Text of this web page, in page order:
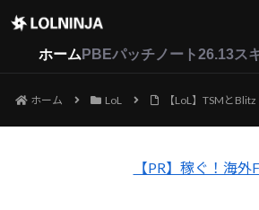
ホーム PBEパッチノート26.13ス
ホーム LoL 【LoL】TSMとBlitz（ビルド
【PR】稼ぐ！海外